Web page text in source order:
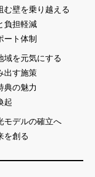
む壁を乗り越える
負担軽減
ート体制
域を元気にする
出す施策
典の魅力
起
モデルの確立へ
を創る